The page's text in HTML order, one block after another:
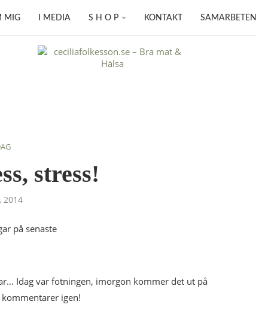
MIG I MEDIA S H O P KONTAKT SAMARBETEN
stress!
2014
på senaste
Idag var fotningen, imorgon kommer det ut på
igen!